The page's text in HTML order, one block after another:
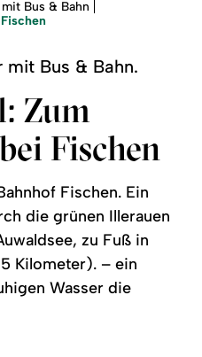
Bus & Bahn
mit Bus & Bahn.
Zum
Fischen
Fischen. Ein
die grünen Illerauen
zu Fuß in
Kilometer). – ein
Wasser die